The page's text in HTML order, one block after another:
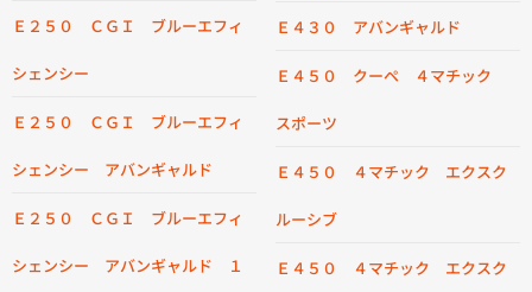
Ｅ２５０ ＣＧＩ ブルーエフィ
シェンシー
Ｅ２５０ ＣＧＩ ブルーエフィ
シェンシー アバンギャルド
Ｅ２５０ ＣＧＩ ブルーエフィ
シェンシー アバンギャルド １
Ｅ４３０ アバンギャルド
Ｅ４５０ クーペ ４マチック
スポーツ
Ｅ４５０ ４マチック エクスク
ルーシブ
Ｅ４５０ ４マチック エクスク